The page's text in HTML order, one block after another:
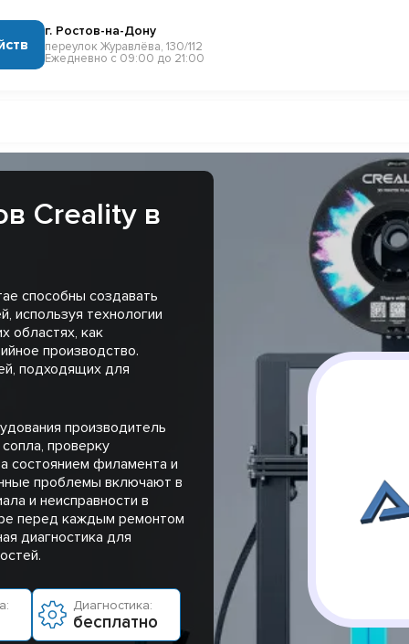
г. Ростов-на-Дону
переулок Журавлёва, 130/112
Ежедневно с 09:00 до 21:00
Creality в
способны создавать
используя технологии
областях, как
производство.
подходящих для
производитель
проверку
состоянием филамента и
проблемы включают в
и неисправности в
перед каждым ремонтом
диагностика для
Диагностика:
бесплатно